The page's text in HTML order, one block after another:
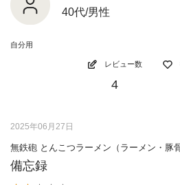
40代/男性
自分用
レビュー数
4
2025年06月27日
無鉄砲 とんこつラーメン（ラーメン・豚骨
備忘録